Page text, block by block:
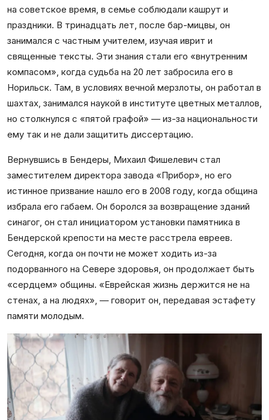
на советское время, в семье соблюдали кашрут и
праздники. В тринадцать лет, после бар-мицвы, он
занимался с частным учителем, изучая иврит и
священные тексты. Эти знания стали его «внутренним
компасом», когда судьба на 20 лет забросила его в
Норильск. Там, в условиях вечной мерзлоты, он работал в
шахтах, занимался наукой в институте цветных металлов,
но столкнулся с «пятой графой» — из-за национальности
ему так и не дали защитить диссертацию.
Вернувшись в Бендеры, Михаил Фишелевич стал
заместителем директора завода «Прибор», но его
истинное призвание нашло его в 2008 году, когда община
избрала его габаем. Он боролся за возвращение зданий
синагог, он стал инициатором установки памятника в
Бендерской крепости на месте расстрела евреев.
Сегодня, когда он почти не может ходить из-за
подорванного на Севере здоровья, он продолжает быть
«сердцем» общины. «Еврейская жизнь держится не на
стенах, а на людях», — говорит он, передавая эстафету
памяти молодым.